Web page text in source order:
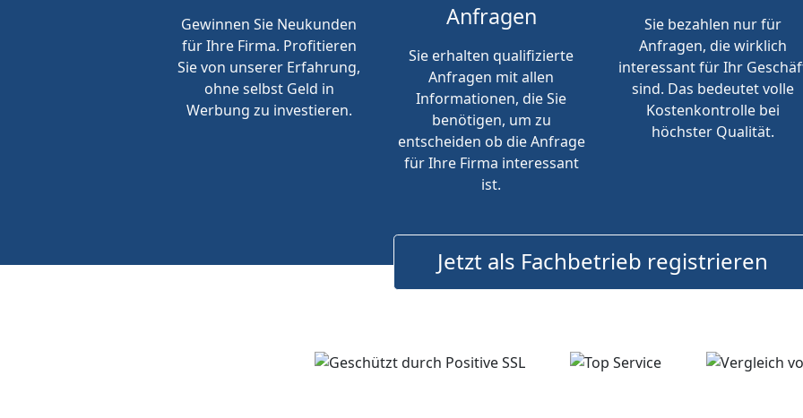
Gewinnen Sie Neukunden
für Ihre Firma. Profitieren
Sie von unserer Erfahrung,
ohne selbst Geld in
Werbung zu investieren.
Anfragen
Sie erhalten qualifizierte
Anfragen mit allen
Informationen, die Sie
benötigen, um zu
entscheiden ob die Anfrage
für Ihre Firma interessant
ist.
Sie bezahlen nur für
Anfragen, die wirklich
interessant für Ihr
sind. Das bedeutet volle
Kostenkontrolle bei
höchster Qualität.
Jetzt als Fachbetrieb registrieren